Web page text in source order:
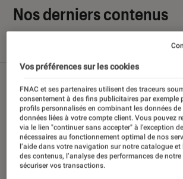
Nos derniers contenus
Sélections et
Vos préférences sur les cookies
FNAC et ses partenaires utilisent des traceurs
consentement à des fins publicitaires par exemple
profils personnalisés en combinant les données
données liées à votre compte client. Vous pouvez
via le lien "continuer sans accepter" à l’exception
nécessaires au fonctionnement optimal de nos
l’aide dans votre navigation sur notre catalogue
des contenus, l’analyse des performances de
sécuriser vos transactions.